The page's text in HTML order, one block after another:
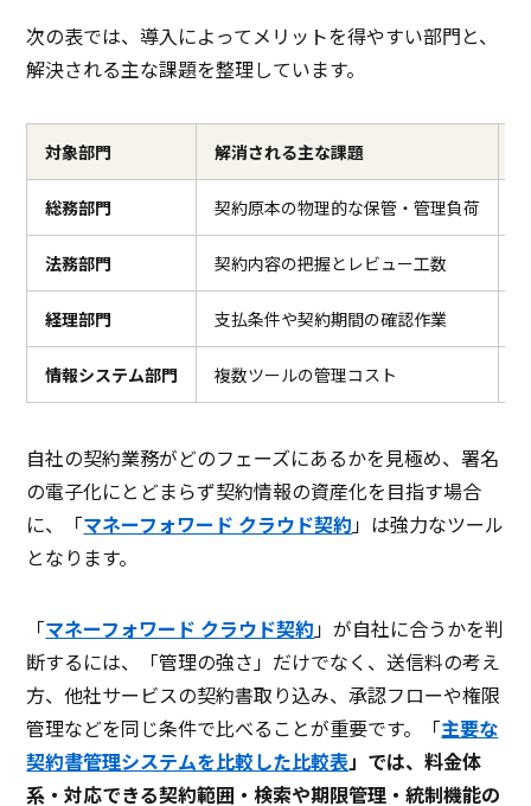
次の表では、導入によってメリットを得やすい部門と、
解決される主な課題を整理しています。
対象部門 解消される主な課題
総務部門 契約原本の物理的な保管・管理負荷
法務部門 契約内容の把握とレビュー工数
経理部門 支払条件や契約期間の確認作業
情報システム部門 複数ツールの管理コスト
自社の契約業務がどのフェーズにあるかを見極め、署名
の電子化にとどまらず契約情報の資産化を目指す場合
に、「マネーフォワード クラウド契約」は強力なツール
となります。
「マネーフォワード クラウド契約」が自社に合うかを判
断するには、「管理の強さ」だけでなく、送信料の考え
方、他社サービスの契約書取り込み、承認フローや権限
管理などを同じ条件で比べることが重要です。「主要な
契約書管理システムを比較した比較表」 では、料金体
系・対応できる契約範囲・検索や期限管理・統制機能の